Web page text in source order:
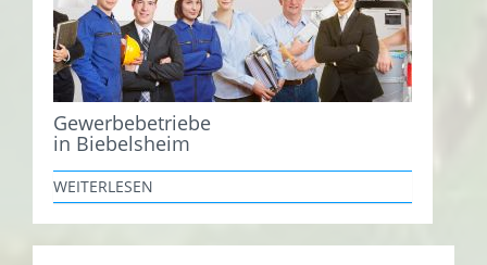
Gewerbebetriebe
in Biebelsheim
WEITERLESEN